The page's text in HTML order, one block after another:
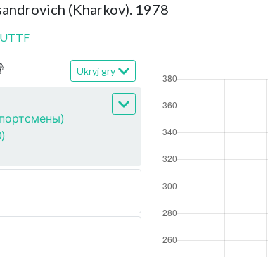
(Kharkov). 1978
UTTF
Ukryj gry